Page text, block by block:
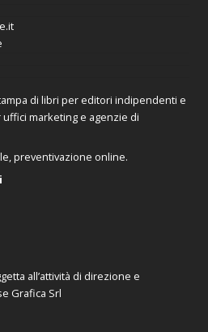
di libri per editori indipendenti e
marketing e agenzie di
preventivazione online.
all’attività di direzione e
Grafica Srl